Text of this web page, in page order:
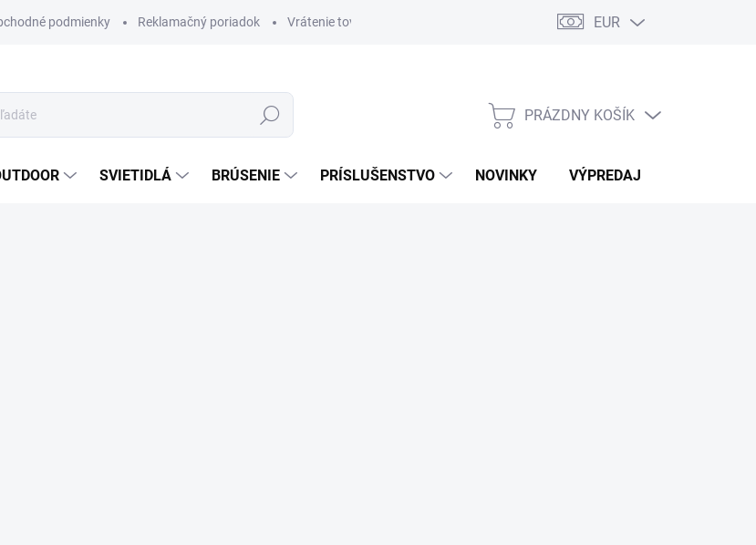
podmienky Reklamačný poriadok Vrátenie tovaru EUR
Hľadať
NÁKUPNÝ
PRÁZDNY KOŠÍK
SVIETIDLÁ BRÚSENIE PRÍSLUŠENSTVO NOVINKY VÝPREDAJ